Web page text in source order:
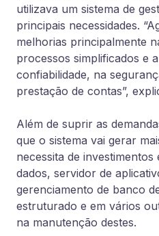
utilizava um sistema de
principais necessidades.
melhorias principalmente
processos simplificados e
confiabilidade, na
prestação de contas”,
Além de suprir as
que o sistema vai gerar
necessita de
dados, servidor de
gerenciamento de banco
estruturado e em vários
na manutenção destes.